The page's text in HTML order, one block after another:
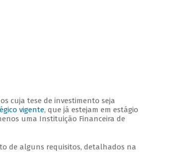
cuja tese de investimento seja
vigente, que já estejam em estágio
uma Instituição Financeira de
de alguns requisitos, detalhados na